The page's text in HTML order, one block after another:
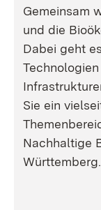
Gemeinsam
und die
Dabei geht
Sie ein
Nachhaltige
Württemberg.